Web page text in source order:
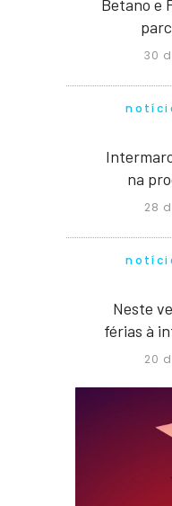
Betano e
30
na
28
Neste
férias à
20